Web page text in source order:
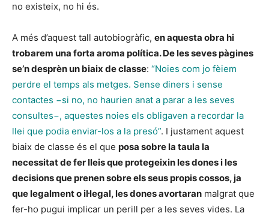
no existeix, no hi és.
A més d’aquest tall autobiogràfic, en aquesta obra hi
trobarem una forta aroma política. De les seves pàgines
se’n desprèn un biaix de classe: “Noies com jo fèiem
perdre el temps als metges. Sense diners i sense
contactes −si no, no haurien anat a parar a les seves
consultes−, aquestes noies els obligaven a recordar la
llei que podia enviar-los a la presó”. I justament aquest
biaix de classe és el que posa sobre la taula la
necessitat de fer lleis que protegeixin les dones i les
decisions que prenen sobre els seus propis cossos, ja
que legalment o il·legal, les dones avortaran malgrat que
fer-ho pugui implicar un perill per a les seves vides. La